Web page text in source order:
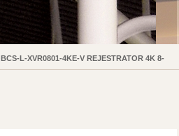
BCS-L-XVR0801-4KE-V REJESTRATOR 4K 8-